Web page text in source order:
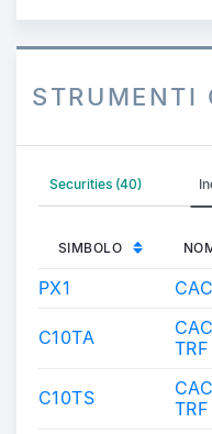
STRUMENTI
Securities (40)
SIMBOLO
PX1
C10TA
C10TS